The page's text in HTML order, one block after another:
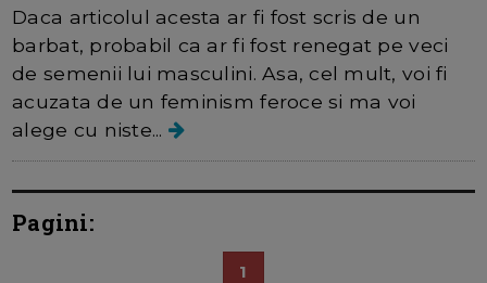
Daca articolul acesta ar fi fost scris de un
barbat, probabil ca ar fi fost renegat pe veci
de semenii lui masculini. Asa, cel mult, voi fi
acuzata de un feminism feroce si ma voi
alege cu niste...
Pagini:
1